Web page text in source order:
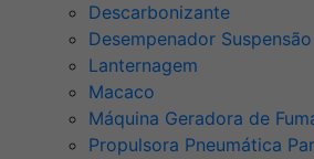
Descarbonizante
Desempenador Suspensão
Lanternagem
Macaco
Máquina Geradora de
Propulsora Pneumática